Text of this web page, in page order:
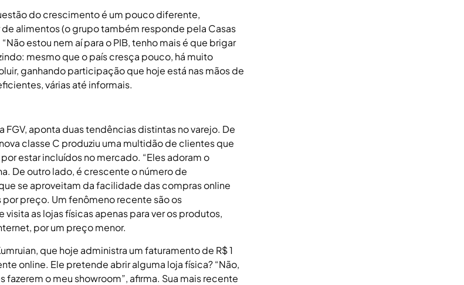
do crescimento é um pouco diferente,
alimentos (o grupo também responde pela Casas
estou nem aí para o PIB, tenho mais é que brigar
mesmo que o país cresça pouco, há muito
ganhando participação que hoje está nas mãos de
várias até informais.
FGV, aponta duas tendências distintas no varejo. De
classe C produziu uma multidão de clientes que
estar incluídos no mercado. “Eles adoram o
De outro lado, é crescente o número de
se aproveitam da facilidade das compras online
por preço. Um fenômeno recente são os
as lojas físicas apenas para ver os produtos,
por um preço menor.
que hoje administra um faturamento de R$ 1
online. Ele pretende abrir alguma loja física? “Não,
fazerem o meu showroom”, afirma. Sua mais recente